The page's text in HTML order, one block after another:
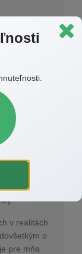
maklérom
Moja
keď
každého
miesto,
v realitách
o
pre mňa